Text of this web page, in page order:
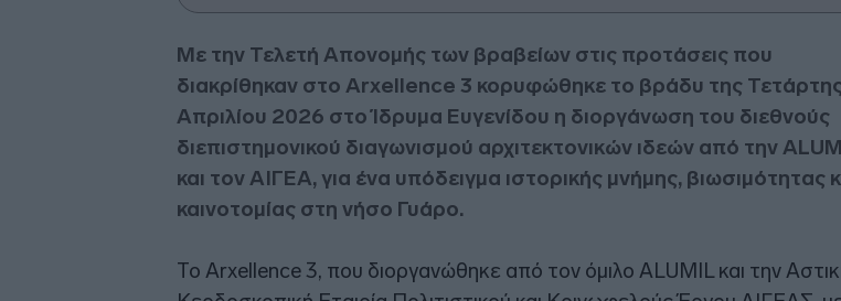
Με την Τελετή Απονομής των βραβείων στις προτάσεις που
διακρίθηκαν στο Arxellence 3 κορυφώθηκε το βράδυ της
Απριλίου 2026 στο Ίδρυμα Ευγενίδου η διοργάνωση του διεθνούς
διεπιστημονικού διαγωνισμού αρχιτεκτονικών ιδεών από την
και τον ΑΙΓΕΑ, για ένα υπόδειγμα ιστορικής μνήμης, βιωσιμότητας
καινοτομίας στη νήσο Γυάρο.
Το Arxellence 3, που διοργανώθηκε από τον όμιλο ALUMIL και την